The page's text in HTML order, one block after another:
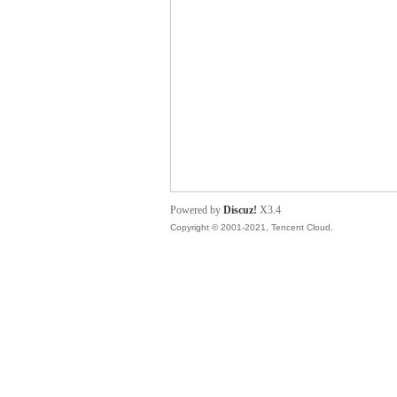
Powered by Discuz! X3.4
Copyright © 2001-2021, Tencent Cloud.